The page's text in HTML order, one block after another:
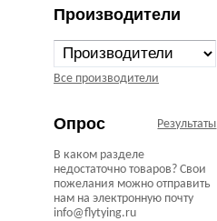
Производители
Все производители
Опрос Результаты
В каком разделе
недостаточно товаров? Свои
пожелания можно отправить
нам на электронную почту
info@flytying.ru